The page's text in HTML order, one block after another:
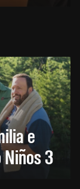
e
Niños 3